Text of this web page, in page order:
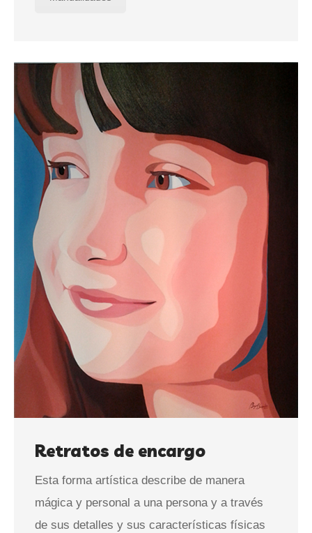
Retratos de encargo
Esta forma artística describe de manera
mágica y personal a una persona y a través
de sus detalles y sus características físicas